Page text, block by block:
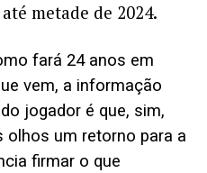
metade de 2024.
fará 24 anos em
vem, a informação
jogador é que, sim,
olhos um retorno para a
firmar o que